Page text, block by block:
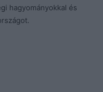
hagyományokkal és